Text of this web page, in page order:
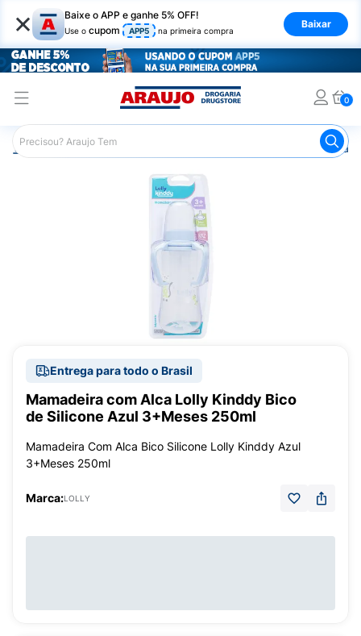
× Baixe o APP e ganhe 5% OFF!
Use o cupom APP5 na primeira compra
Baixar
0
Araujo Infantil
Entrega para todo o Brasil
Mamadeira com Alca Lolly Kinddy Bico
de Silicone Azul 3+Meses 250ml
Mamadeira Com Alca Bico Silicone Lolly Kinddy Azul
3+Meses 250ml
Marca:LOLLY